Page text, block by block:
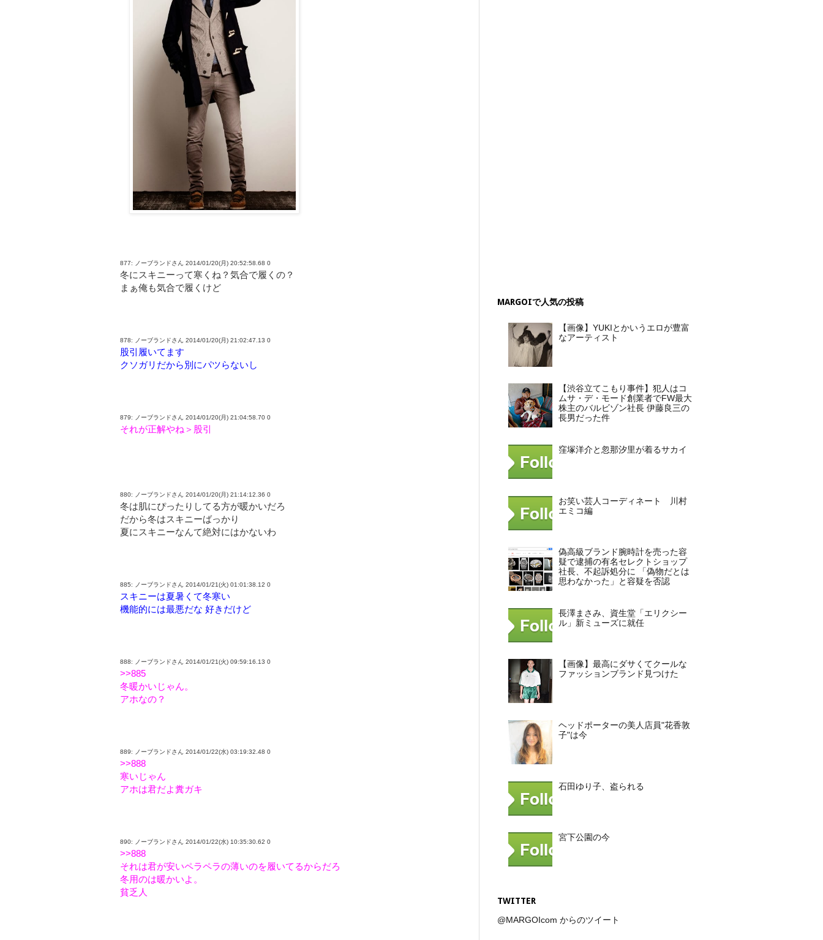
877: ノーブランドさん 2014/01/20(月) 20:52:58.68 0
冬にスキニーって寒くね？気合で履くの？
まぁ俺も気合で履くけど
878: ノーブランドさん 2014/01/20(月) 21:02:47.13 0
股引履いてます
クソガリだから別にパツらないし
879: ノーブランドさん 2014/01/20(月) 21:04:58.70 0
それが正解やね＞股引
880: ノーブランドさん 2014/01/20(月) 21:14:12.36 0
冬は肌にぴったりしてる方が暖かいだろ
だから冬はスキニーばっかり
夏にスキニーなんて絶対にはかないわ
885: ノーブランドさん 2014/01/21(火) 01:01:38.12 0
スキニーは夏暑くて冬寒い
機能的には最悪だな 好きだけど
888: ノーブランドさん 2014/01/21(火) 09:59:16.13 0
>>885
冬暖かいじゃん。
アホなの？
889: ノーブランドさん 2014/01/22(水) 03:19:32.48 0
>>888
寒いじゃん
アホは君だよ糞ガキ
890: ノーブランドさん 2014/01/22(水) 10:35:30.62 0
>>888
それは君が安いペラペラの薄いのを履いてるからだろ
冬用のは暖かいよ。
貧乏人
MARGOIで人気の投稿
【画像】YUKIとかいうエロが豊富
なアーティスト
【渋谷立てこもり事件】犯人はコ
ムサ・デ・モード創業者でFW最大
株主のバルビゾン社長 伊藤良三の
長男だった件
窪塚洋介と忽那汐里が着るサカイ
お笑い芸人コーディネート 川村
エミコ編
偽高級ブランド腕時計を売った容
疑で逮捕の有名セレクトショップ
社長、不起訴処分に 「偽物だとは
思わなかった」と容疑を否認
長澤まさみ、資生堂「エリクシー
ル」新ミューズに就任
【画像】最高にダサくてクールな
ファッションブランド見つけた
ヘッドポーターの美人店員"花香敦
子"は今
石田ゆり子、盗られる
宮下公園の今
TWITTER
@MARGOIcom からのツイート